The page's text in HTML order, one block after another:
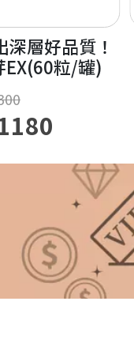
Plus+ 漢方抗
禦霾2.5 五入
/盒)
1930